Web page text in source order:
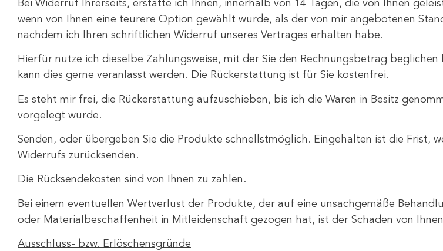
Bei Widerruf Ihrerseits, erstatte ich Ihnen, innerhalb von 14 Tagen, die von Ihnen
wenn von Ihnen eine teurere Option gewählt wurde, als der von mir angebotenen
nachdem ich Ihren schriftlichen Widerruf unseres Vertrages erhalten habe.
Hierfür nutze ich dieselbe Zahlungsweise, mit der Sie den Rechnungsbetrag
kann dies gerne veranlasst werden. Die Rückerstattung ist für Sie kostenfrei.
Es steht mir frei, die Rückerstattung aufzuschieben, bis ich die Waren in Besitz
vorgelegt wurde.
Senden, oder übergeben Sie die Produkte schnellstmöglich. Eingehalten ist die Frist,
Widerrufs zurücksenden.
Die Rücksendekosten sind von Ihnen zu zahlen.
Bei einem eventuellen Wertverlust der Produkte, der auf eine unsachgemäße
oder Materialbeschaffenheit in Mitleidenschaft gezogen hat, ist der Schaden von
Ausschluss- bzw. Erlöschensgründe